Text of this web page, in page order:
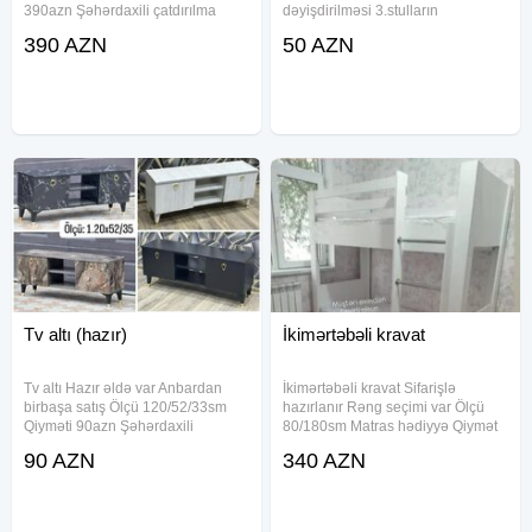
390azn Şəhərdaxili çatdırılma
390 AZN
dəyişdirilməsi 3.stulların
50 AZN
Tv altı (hazır)
Tv altı Hazır əldə var Anbardan
birbaşa satış Ölçü 120/52/33sm
Qiyməti 90azn Şəhərdaxili
90 AZN
İkimərtəbəli kravat
İkimərtəbəli kravat Sifarişlə
hazırlanır Rəng seçimi var Ölçü
80/180sm Matras hədiyyə Qiymət
pulsuzdur
340 AZN